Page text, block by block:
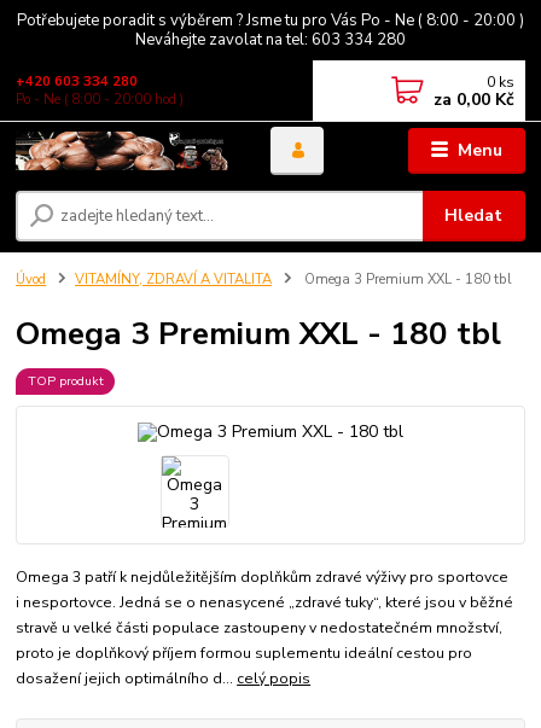
Potřebujete poradit s výběrem ? Jsme tu pro Vás Po - Ne ( 8:00 - 20:00 )
Neváhejte zavolat na tel: 603 334 280
Menu
Hledat
+420 603 334 280
Po - Ne ( 8:00 - 20:00 hod )
0 ks
za 0,00 Kč
Úvod VITAMÍNY, ZDRAVÍ A VITALITA Omega 3 Premium XXL - 180 tbl
Omega 3 Premium XXL - 180 tbl
TOP produkt
Omega 3 patří k nejdůležitějším doplňkům zdravé výživy pro sportovce
i nesportovce. Jedná se o nenasycené „zdravé tuky“, které jsou v běžné
stravě u velké části populace zastoupeny v nedostatečném množství,
proto je doplňkový příjem formou suplementu ideální cestou pro
dosažení jejich optimálního d... celý popis